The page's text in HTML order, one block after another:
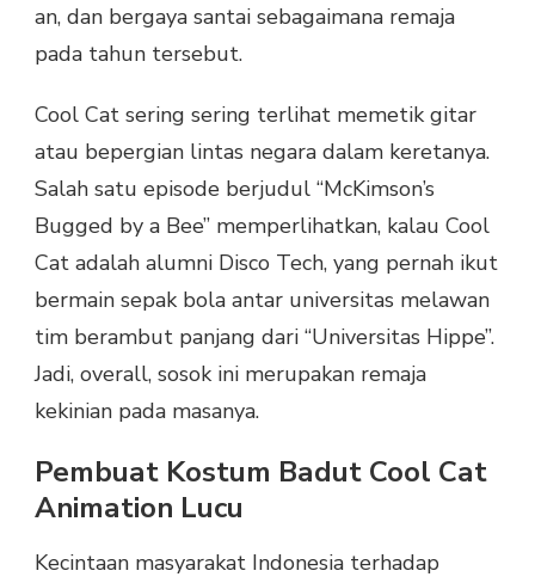
an, dan bergaya santai sebagaimana remaja
pada tahun tersebut.
Cool Cat sering sering terlihat memetik gitar
atau bepergian lintas negara dalam keretanya.
Salah satu episode berjudul “McKimson’s
Bugged by a Bee” memperlihatkan, kalau Cool
Cat adalah alumni Disco Tech, yang pernah ikut
bermain sepak bola antar universitas melawan
tim berambut panjang dari “Universitas Hippe”.
Jadi, overall, sosok ini merupakan remaja
kekinian pada masanya.
Pembuat Kostum Badut Cool Cat
Animation Lucu
Kecintaan masyarakat Indonesia terhadap